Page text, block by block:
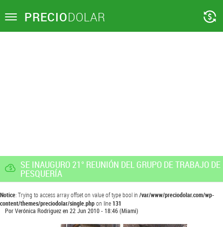
Toggle PRECIODOLAR
SE INAUGURO 21° REUNIÓN DEL GRUPO DE TRABAJO DE
PESQUERÍA
Notice: Trying to access array offset on value of type bool in /var/www/preciodolar.com/wp-
content/themes/preciodolar/single.phpon line131
PorVerónica Rodriguezen22 Jun 2010 - 18:46(Miami)